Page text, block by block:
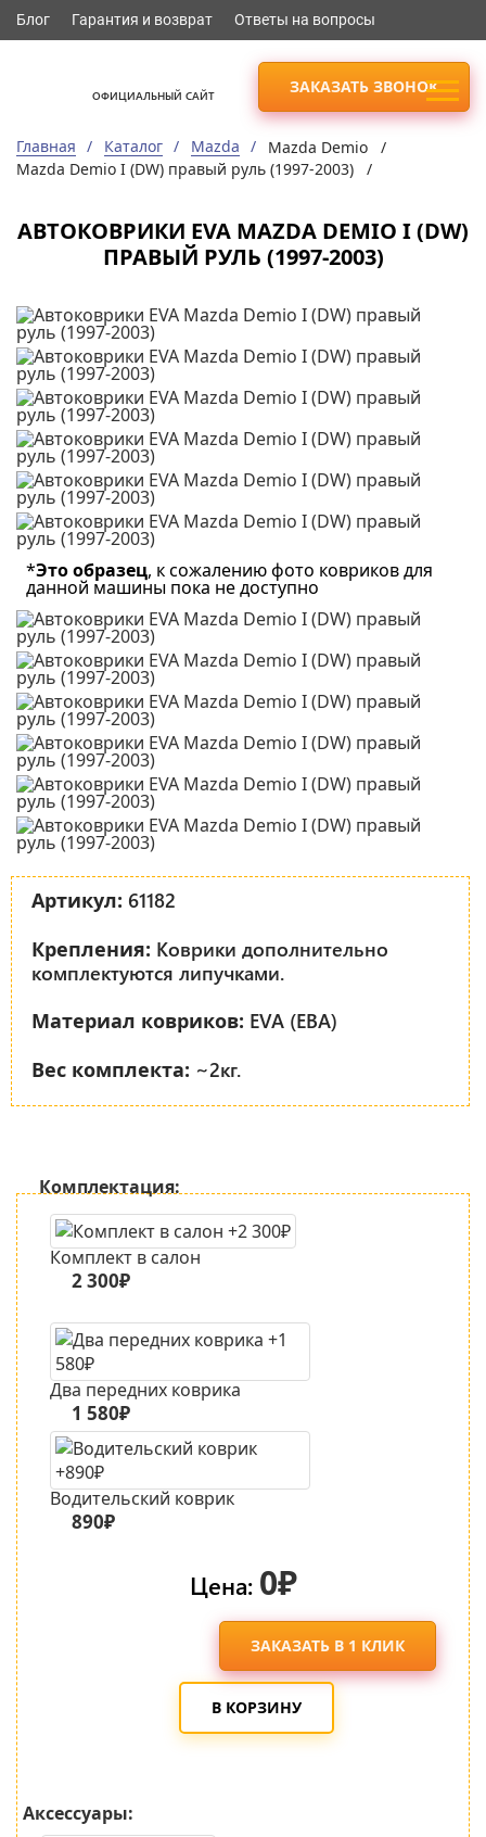
Блог Гарантия и возврат Ответы на вопросы
ОФИЦИАЛЬНЫЙ САЙТ ЗАКАЗАТЬ ЗВОНОК
Главная Каталог Mazda
Mazda Demio /
Mazda Demio I (DW) правый руль (1997-2003) /
АВТОКОВРИКИ EVA MAZDA DEMIO I (DW)
ПРАВЫЙ РУЛЬ (1997-2003)
*Это образец, к сожалению фото ковриков для
данной машины пока не доступно
Артикул: 61182
Крепления: Коврики дополнительно
комплектуются липучками.
Материал ковриков: EVA (ЕВА)
Вес комплекта: ~2кг.
Комплектация:
Комплект в салон
2 300₽
Два передних коврика
1 580₽
Водительский коврик
890₽
Цена: 0₽
ЗАКАЗАТЬ В 1 КЛИК
В КОРЗИНУ
Аксессуары: